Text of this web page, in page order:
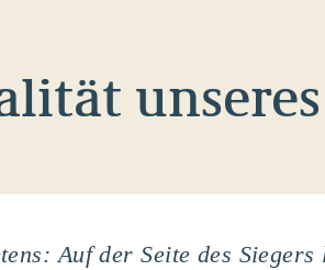
Auf der Seite des